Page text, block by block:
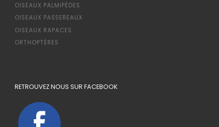
OISEAUX PALMIPÈDES
OISEAUX PASSEREAUX
OISEAUX RAPACES
ORTHOPTÈRES
RETROUVEZ NOUS SUR FACEBOOK